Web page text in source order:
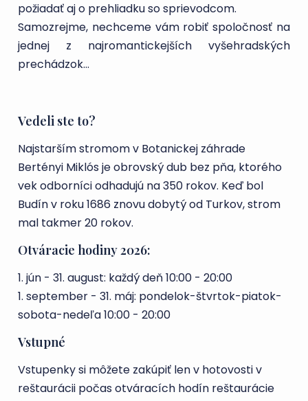
požiadať aj o prehliadku so sprievodcom.
Samozrejme, nechceme vám robiť spoločnosť na
jednej z najromantickejších vyšehradských
prechádzok...
Vedeli ste to?
Najstarším stromom v Botanickej záhrade
Bertényi Miklós je obrovský dub bez pňa, ktorého
vek odborníci odhadujú na 350 rokov. Keď bol
Budín v roku 1686 znovu dobytý od Turkov, strom
mal takmer 20 rokov.
Otváracie hodiny 2026:
1. jún - 31. august: každý deň 10:00 - 20:00
1. september - 31. máj: pondelok-štvrtok-piatok-
sobota-nedeľa 10:00 - 20:00
Vstupné
Vstupenky si môžete zakúpiť len v hotovosti v
reštaurácii počas otváracích hodín reštaurácie